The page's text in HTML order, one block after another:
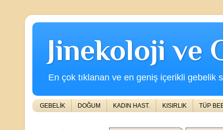
Jinekoloji ve
En çok tıklanan ve en geniş içerikli gebelik
GEBELİK DOĞUM KADIN HAST. KISIRLIK TÜP